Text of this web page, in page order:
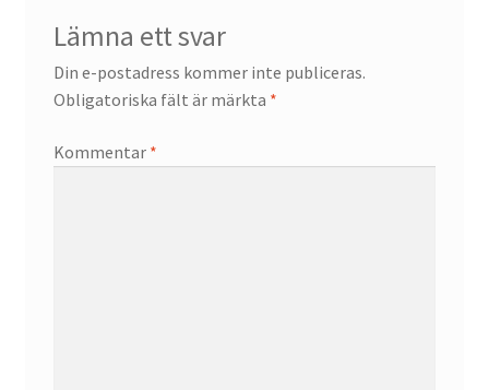
Lämna ett svar
Din e-postadress kommer inte publiceras.
Obligatoriska fält är märkta *
Kommentar *